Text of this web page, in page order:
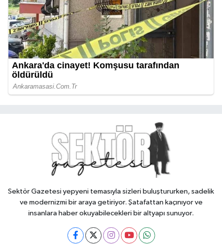
Sektör Gazetesi yepyeni temasıyla sizleri buluştururken, sadelik
ve modernizmi bir araya getiriyor. Şatafattan kaçınıyor ve
insanlara haber okuyabilecekleri bir altyapı sunuyor.